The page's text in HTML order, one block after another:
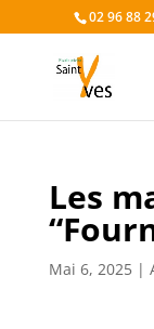
02 96 88
Les
Mai 6, 2025|